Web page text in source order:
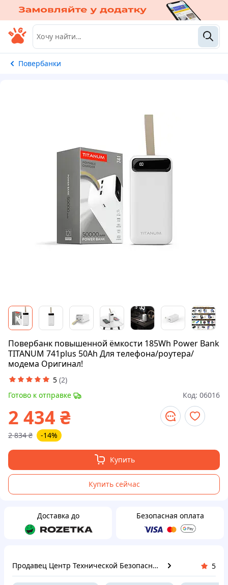
Повербанки
Повербанк повышенной ёмкости 185Wh Power Bank
TITANUM 741plus 50Ah Для телефона/роутера/
модема Оригинал!
5 (2)
Готово к отправке
Код: 06016
2 434 ₴
2 834 ₴ -14%
Купить
Купить сейчас
Доставка до Безопасная оплата
Продавец Центр Технической Безопасности 5